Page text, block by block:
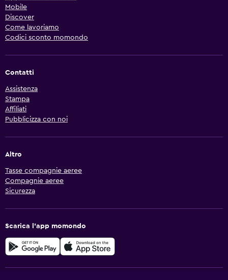
Mobile
Discover
Come lavoriamo
Codici sconto momondo
Contatti
Assistenza
Stampa
Affiliati
Pubblicizza con noi
Altro
Tasse compagnie aeree
Compagnie aeree
Sicurezza
Scarica l'app momondo